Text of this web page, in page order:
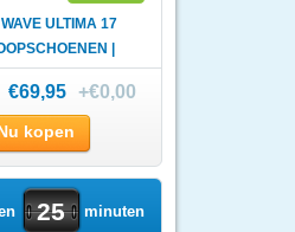
ULTIMA 17
|
HEREN
€69,95 +€0,00
kopen
25 minuten